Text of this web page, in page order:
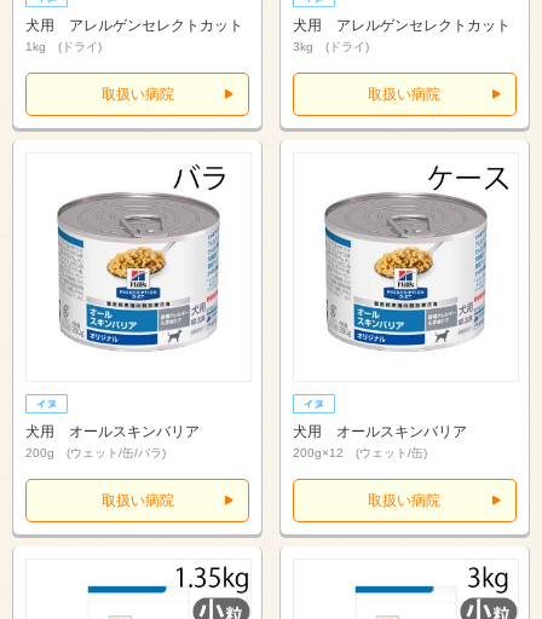
犬用 アレルゲンセレクトカット
1kg (ドライ)
取扱い病院
犬用 アレルゲンセレクトカット
3kg (ドライ)
取扱い病院
犬用 オールスキンバリア
200g (ウェット/缶/バラ)
取扱い病院
犬用 オールスキンバリア
200g×12 (ウェット/缶)
取扱い病院